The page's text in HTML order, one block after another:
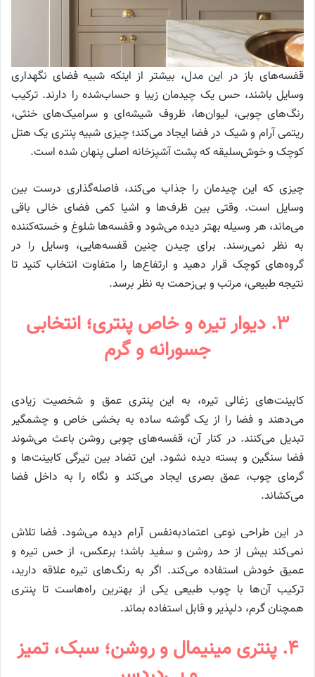
قفسه‌های باز در این مدل، بیشتر از اینکه شبیه فضای نگهداری
وسایل باشند، حس یک چیدمان زیبا و حساب‌شده را دارند. ترکیب
رنگ‌های چوبی، لیوان‌ها، ظروف شیشه‌ای و سرامیک‌های خنثی،
ریتمی آرام و شیک در فضا ایجاد می‌کند؛ چیزی شبیه پنتری یک هتل
کوچک و خوش‌سلیقه که پشت آشپزخانه اصلی پنهان شده است.
چیزی که این چیدمان را جذاب می‌کند، فاصله‌گذاری درست بین
وسایل است. وقتی بین ظرف‌ها و اشیا کمی فضای خالی باقی
می‌ماند، هر وسیله بهتر دیده می‌شود و قفسه‌ها شلوغ و خسته‌کننده
به نظر نمی‌رسند. برای چیدن چنین قفسه‌هایی، وسایل را در
گروه‌های کوچک قرار دهید و ارتفاع‌ها را متفاوت انتخاب کنید تا
نتیجه طبیعی، مرتب و بی‌زحمت به نظر برسد.
۳. دیوار تیره و خاص پنتری؛ انتخابی
جسورانه و گرم
کابینت‌های زغالی تیره، به این پنتری عمق و شخصیت زیادی
می‌دهند و فضا را از یک گوشه ساده به بخشی خاص و چشمگیر
تبدیل می‌کنند. در کنار آن، قفسه‌های چوبی روشن باعث می‌شوند
فضا سنگین و بسته دیده نشود. این تضاد بین تیرگی کابینت‌ها و
گرمای چوب، عمق بصری ایجاد می‌کند و نگاه را به داخل فضا
می‌کشاند.
در این طراحی نوعی اعتمادبه‌نفس آرام دیده می‌شود. فضا تلاش
نمی‌کند بیش از حد روشن و سفید باشد؛ برعکس، از حس تیره و
عمیق خودش استفاده می‌کند. اگر به رنگ‌های تیره علاقه دارید،
ترکیب آن‌ها با چوب طبیعی یکی از بهترین راه‌هاست تا پنتری
همچنان گرم، دلپذیر و قابل استفاده بماند.
۴. پنتری مینیمال و روشن؛ سبک، تمیز